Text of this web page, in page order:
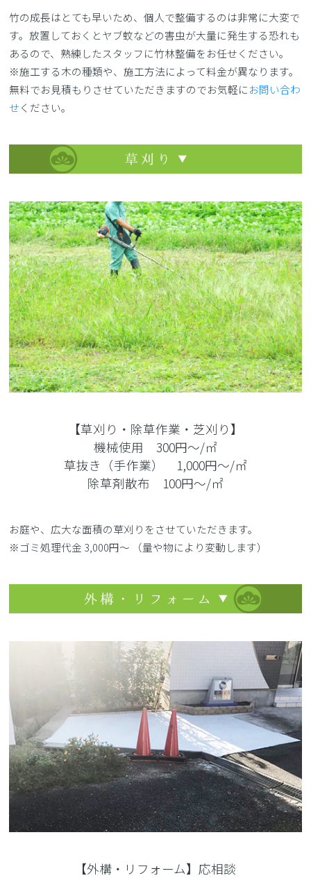
竹の成長はとても早いため、個人で整備するのは非常に大変で
す。放置しておくとヤブ蚊などの害虫が大量に発生する恐れも
あるので、熟練したスタッフに竹林整備をお任せください。
※施工する木の種類や、施工方法によって料金が異なります。
無料でお見積もりさせていただきますのでお気軽にお問い合わ
せください。
【草刈り・除草作業・芝刈り】
機械使用 300円～/㎡
草抜き（手作業） 1,000円～/㎡
除草剤散布 100円～/㎡
お庭や、広大な面積の草刈りをさせていただきます。
※ゴミ処理代金 3,000円〜 （量や物により変動します）
【外構・リフォーム】応相談